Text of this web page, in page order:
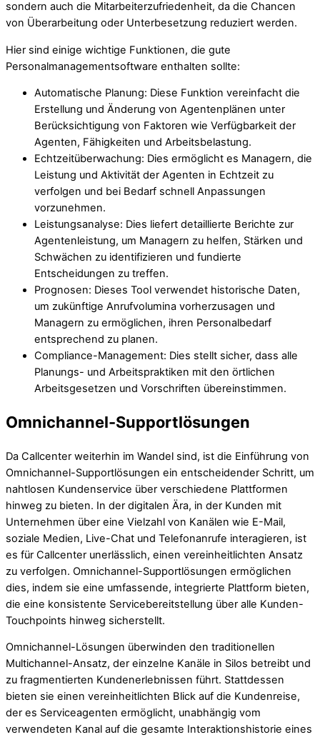
sondern auch die Mitarbeiterzufriedenheit, da die Chancen
von Überarbeitung oder Unterbesetzung reduziert werden.
Hier sind einige wichtige Funktionen, die gute
Personalmanagementsoftware enthalten sollte:
Automatische Planung: Diese Funktion vereinfacht die
Erstellung und Änderung von Agentenplänen unter
Berücksichtigung von Faktoren wie Verfügbarkeit der
Agenten, Fähigkeiten und Arbeitsbelastung.
Echtzeitüberwachung: Dies ermöglicht es Managern, die
Leistung und Aktivität der Agenten in Echtzeit zu
verfolgen und bei Bedarf schnell Anpassungen
vorzunehmen.
Leistungsanalyse: Dies liefert detaillierte Berichte zur
Agentenleistung, um Managern zu helfen, Stärken und
Schwächen zu identifizieren und fundierte
Entscheidungen zu treffen.
Prognosen: Dieses Tool verwendet historische Daten,
um zukünftige Anrufvolumina vorherzusagen und
Managern zu ermöglichen, ihren Personalbedarf
entsprechend zu planen.
Compliance-Management: Dies stellt sicher, dass alle
Planungs- und Arbeitspraktiken mit den örtlichen
Arbeitsgesetzen und Vorschriften übereinstimmen.
Omnichannel-Supportlösungen
Da Callcenter weiterhin im Wandel sind, ist die Einführung von
Omnichannel-Supportlösungen ein entscheidender Schritt, um
nahtlosen Kundenservice über verschiedene Plattformen
hinweg zu bieten. In der digitalen Ära, in der Kunden mit
Unternehmen über eine Vielzahl von Kanälen wie E-Mail,
soziale Medien, Live-Chat und Telefonanrufe interagieren, ist
es für Callcenter unerlässlich, einen vereinheitlichten Ansatz
zu verfolgen. Omnichannel-Supportlösungen ermöglichen
dies, indem sie eine umfassende, integrierte Plattform bieten,
die eine konsistente Servicebereitstellung über alle Kunden-
Touchpoints hinweg sicherstellt.
Omnichannel-Lösungen überwinden den traditionellen
Multichannel-Ansatz, der einzelne Kanäle in Silos betreibt und
zu fragmentierten Kundenerlebnissen führt. Stattdessen
bieten sie einen vereinheitlichten Blick auf die Kundenreise,
der es Serviceagenten ermöglicht, unabhängig vom
verwendeten Kanal auf die gesamte Interaktionshistorie eines